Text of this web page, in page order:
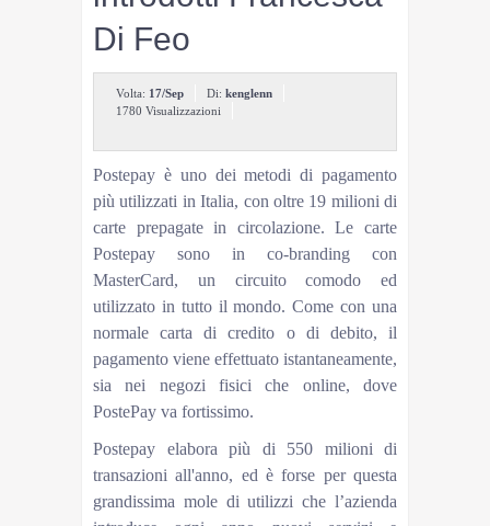
Di Feo
Volta: 17/Sep Di: kenglenn
1780 Visualizzazioni
Postepay è uno dei metodi di pagamento
più utilizzati in Italia, con oltre 19 milioni di
carte prepagate in circolazione. Le carte
Postepay sono in co-branding con
MasterCard, un circuito comodo ed
utilizzato in tutto il mondo. Come con una
normale carta di credito o di debito, il
pagamento viene effettuato istantaneamente,
sia nei negozi fisici che online, dove
PostePay va fortissimo.
Postepay elabora più di 550 milioni di
transazioni all'anno, ed è forse per questa
grandissima mole di utilizzi che l’azienda